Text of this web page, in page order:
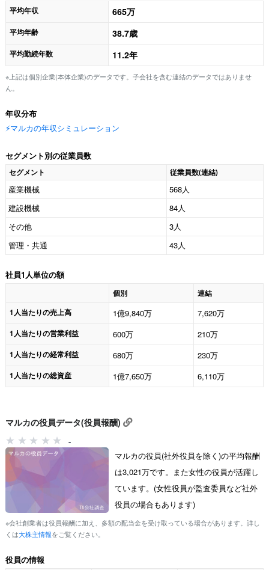
平均年収 665万
平均年齢 38.7歳
平均勤続年数 11.2年
※上記は個別企業(本体企業)のデータです。子会社を含む連結のデータではありませ
ん。
年収分布
⚡️マルカの年収シミュレーション
セグメント別の従業員数
セグメント 従業員数(連結)
産業機械
568人
建設機械
84人
その他
3人
管理・共通
43人
社員1人単位の額
個別
連結
1人当たりの売上高
1億9,840万 7,620万
1人当たりの営業利益 600万 210万
1人当たりの経常利益 680万 230万
1人当たりの総資産 1億7,650万 6,110万
マルカの役員データ(役員報酬)
-
マルカの役員(社外役員を除く)の平均報酬
は3,021万です。また女性の役員が活躍し
ています。(女性役員が監査委員など社外
役員の場合もあります)
※会社創業者は役員報酬に加え、多額の配当金を受け取っている場合があります。詳し
くは大株主情報をご覧ください。
役員の情報